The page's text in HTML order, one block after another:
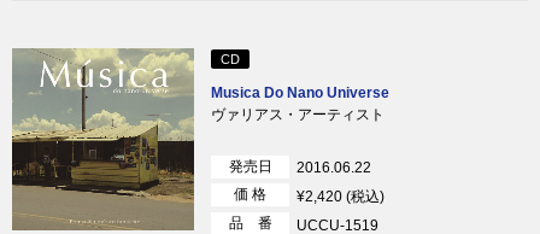
CD
Musica Do Nano Universe
ヴァリアス・アーティスト
発売日
2016.06.22
価 格
¥2,420 (税込)
品 番
UCCU-1519